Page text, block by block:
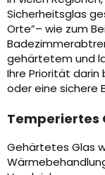
Sicherheitsglas
Orte”– wie zum
gehärtetem und
Ihre Priorität
oder eine sichere
Temperiertes
Gehärtetes Glas